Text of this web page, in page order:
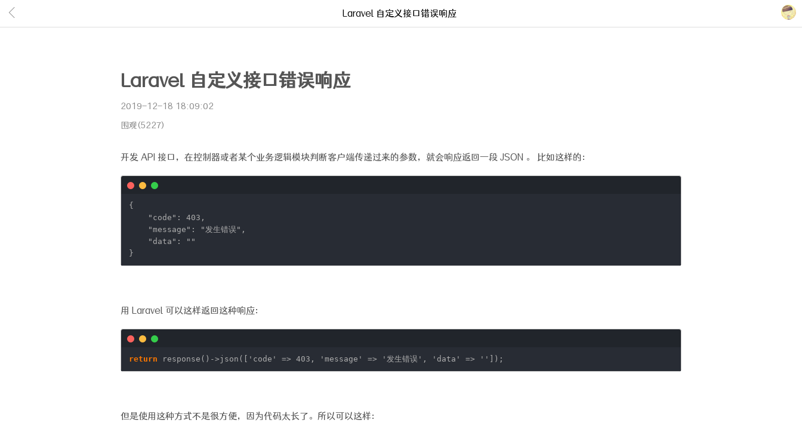
Laravel 自定义接口错误响应
Laravel 自定义接口错误响应
2019-12-18 18:09:02
围观(5227)
开发 API 接口，在控制器或者某个业务逻辑模块判断客户端传递过来的参数，就会响应返回一段 JSON 。 比如这样的：
{
"code" : 403,
"message" : "发生错误" ,
"data" :
""
}
用 Laravel 可以这样返回这种响应：
return response()->json([ 'code' => 403, 'message' => '发生错误' , 'data' => '' ]);
但是使用这种方式不是很方便，因为代码太长了。所以可以这样：